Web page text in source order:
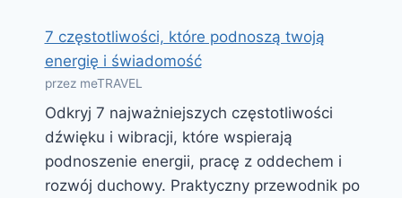
7 częstotliwości, które podnoszą twoją
energię i świadomość
przez meTRAVEL
Odkryj 7 najważniejszych częstotliwości
dźwięku i wibracji, które wspierają
podnoszenie energii, pracę z oddechem i
rozwój duchowy. Praktyczny przewodnik po